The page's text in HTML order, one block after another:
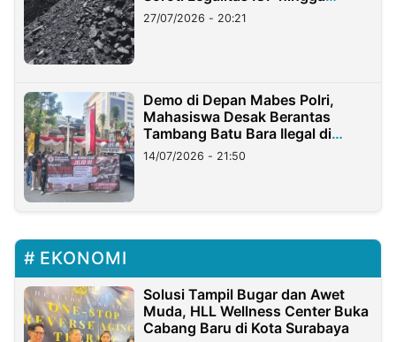
Stockpile
27/07/2026 - 20:21
Demo di Depan Mabes Polri,
Mahasiswa Desak Berantas
Tambang Batu Bara Ilegal di
Lampung
14/07/2026 - 21:50
EKONOMI
Solusi Tampil Bugar dan Awet
Muda, HLL Wellness Center Buka
Cabang Baru di Kota Surabaya